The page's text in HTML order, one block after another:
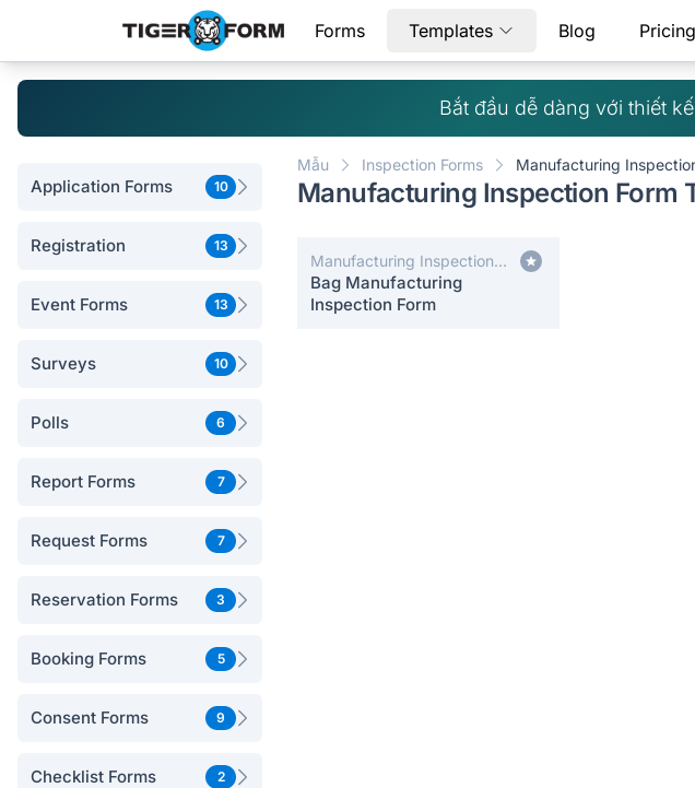
Forms Templates Blog Pricing
Bắt đầu dễ dàng với thiết
Application Forms 10
Registration 13
Event Forms 13
Surveys 10
Polls 6
Report Forms 7
Request Forms 7
Reservation Forms 3
Booking Forms 5
Consent Forms 9
Checklist Forms 2
Mẫu Inspection Forms Manufacturing
Manufacturing Inspection Form
Manufacturing Inspection
Forms
Bag Manufacturing
Inspection Form